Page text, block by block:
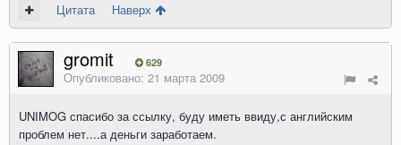
Цитата Наверх
gromit 629
Опубликовано: 21 марта 2009
UNIMOG спасибо за ссылку, буду иметь ввиду,с английским
проблем нет....а деньги заработаем.